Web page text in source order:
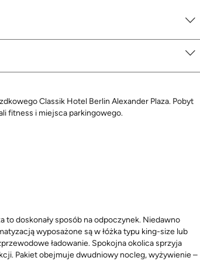
Classik Hotel Berlin Alexander Plaza. Pobyt
fitness i miejsca parkingowego.
to doskonały sposób na odpoczynek. Niedawno
wyposażone są w łóżka typu king-size lub
ładowanie. Spokojna okolica sprzyja
Pakiet obejmuje dwudniowy nocleg, wyżywienie –